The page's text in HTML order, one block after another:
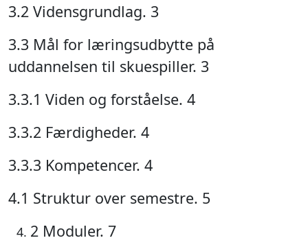
3.2 Vidensgrundlag. 3
3.3 Mål for læringsudbytte på
uddannelsen til skuespiller. 3
3.3.1 Viden og forståelse. 4
3.3.2 Færdigheder. 4
3.3.3 Kompetencer. 4
4.1 Struktur over semestre. 5
2 Moduler. 7